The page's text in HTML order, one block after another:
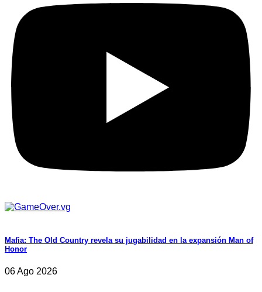
Mafia: The Old Country revela su jugabilidad en la expansión Man of
Honor
06 Ago 2026